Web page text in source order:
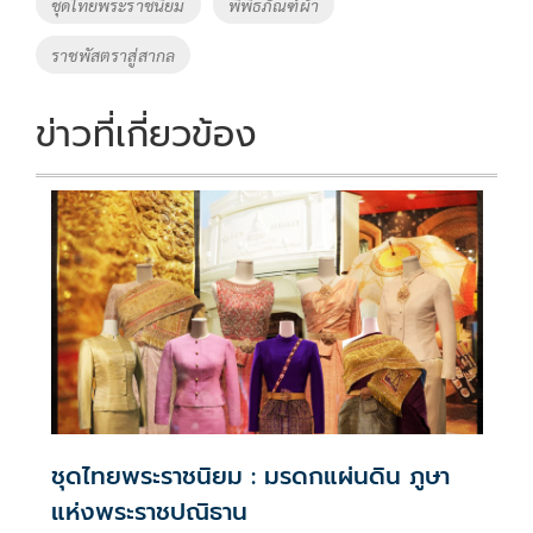
k k
ชุดไทยพระราชนิยม พิพิธภัณฑ์ผ้า
ราชพัสตราสู่สากล
ข่าวที่เกี่ยวข้อง
ชุดไทยพระราชนิยม : มรดกแผ่นดิน ภูษา
แห่งพระราชปณิธาน